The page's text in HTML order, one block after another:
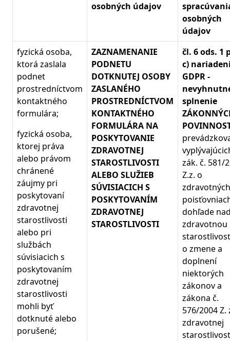
osobných údajov
osobných
údajov
fyzická osoba,
ktorá zaslala
podnet
prostredníctvom
kontaktného
formulára;
fyzická osoba,
ktorej práva
alebo právom
chránené
záujmy pri
poskytovaní
zdravotnej
starostlivosti
alebo pri
službách
súvisiacich s
poskytovaním
zdravotnej
starostlivosti
mohli byť
dotknuté alebo
porušené;
ZAZNAMENANIE
PODNETU
DOTKNUTEJ OSOBY
ZASLANÉHO
PROSTREDNÍCTVOM
KONTAKTNÉHO
FORMULÁRA NA
POSKYTOVANIE
ZDRAVOTNEJ
STAROSTLIVOSTI
ALEBO SLUŽIEB
SÚVISIACICH S
POSKYTOVANÍM
ZDRAVOTNEJ
STAROSTLIVOSTI
čl. 6 ods. 1
c)
GDPR -
splnenie
zák. č. 581/
Z.z. o
zdravotných
dohľade
zdravotnou
o zmene a
doplnení
niektorých
zákonov a
zákona č.
576/2004 Z.
zdravotnej